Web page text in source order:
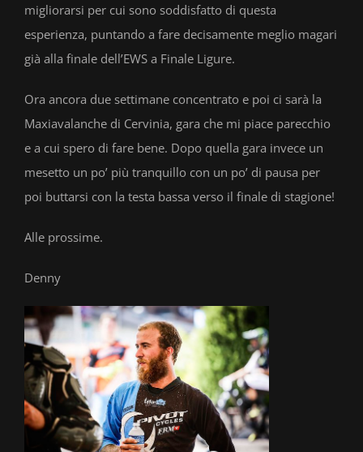
migliorarsi per cui sono soddisfatto di questa
esperienza, puntando a fare decisamente meglio magari
già alla finale dell’EWS a Finale Ligure.
Ora ancora due settimane concentrato e poi ci sarà la
Maxiavalanche di Cervinia, gara che mi piace parecchio
e a cui spero di fare bene. Dopo quella gara invece un
mesetto un po’ più tranquillo con un po’ di pausa per
poi buttarsi con la testa bassa verso il finale di stagione!
Alle prossime.
Denny